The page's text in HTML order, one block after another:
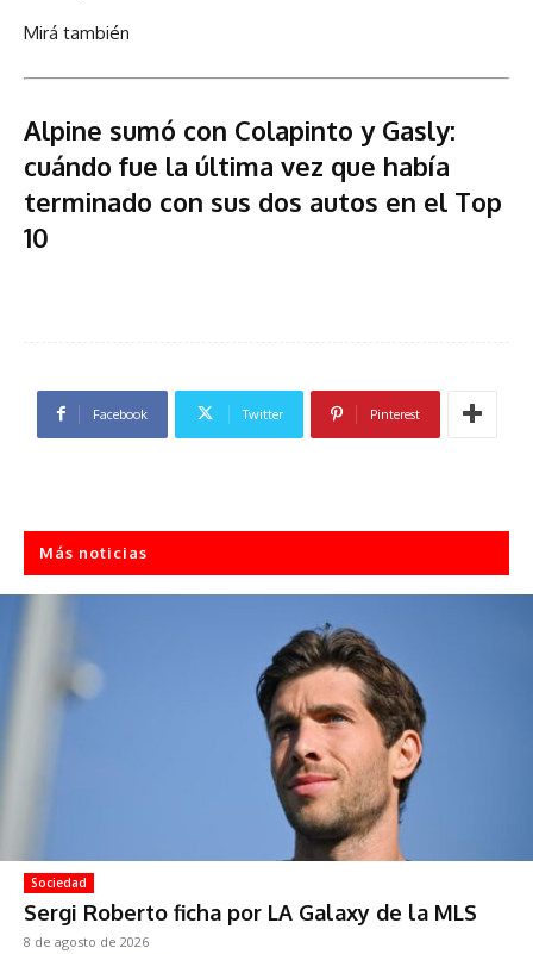
Mirá también
Alpine sumó con Colapinto y Gasly:
cuándo fue la última vez que había
terminado con sus dos autos en el Top
10
Facebook Twitter Pinterest
Más noticias
Sociedad
Sergi Roberto ficha por LA Galaxy de la MLS
8 de agosto de 2026